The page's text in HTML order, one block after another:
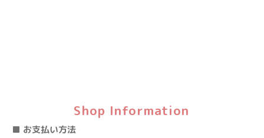
Shop Information
■ お支払い方法